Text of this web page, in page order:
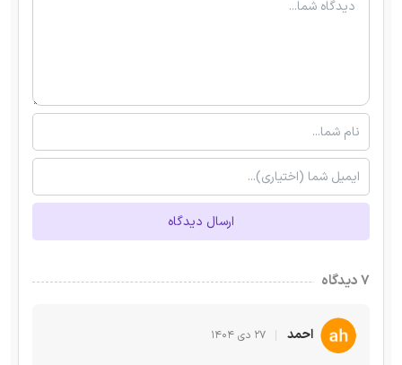
ارسال دیدگاه
۷ دیدگاه
احمد ۲۷ دی ۱۴۰۴